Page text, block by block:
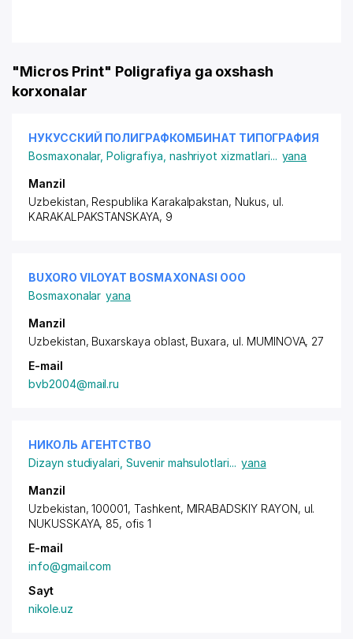
"Micros Print" Poligrafiya ga oxshash
korxonalar
НУКУССКИЙ ПОЛИГРАФКОМБИНАТ ТИПОГРАФИЯ
Bosmaxonalar,Poligrafiya, nashriyot xizmatlari... yana
Manzil
Uzbekistan, Respublika Karakalpakstan, Nukus, ul.
KARAKALPAKSTANSKAYA, 9
BUXORO VILOYAT BOSMAXONASI ООО
Bosmaxonalar yana
Manzil
Uzbekistan, Buxarskaya oblast, Buxara, ul. MUMINOVA, 27
E-mail
bvb2004@mail.ru
НИКОЛЬ АГЕНТСТВО
Dizayn studiyalari ,Suvenir mahsulotlari... yana
Manzil
Uzbekistan, 100001, Tashkent, MIRABADSKIY RAYON, ul.
NUKUSSKAYA, 85, ofis 1
E-mail
info@gmail.com
Sayt
nikole.uz